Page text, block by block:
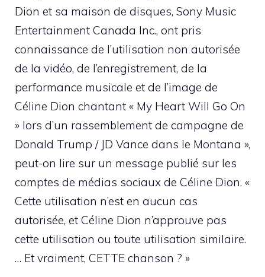
Dion et sa maison de disques, Sony Music
Entertainment Canada Inc., ont pris
connaissance de l’utilisation non autorisée
de la vidéo, de l’enregistrement, de la
performance musicale et de l’image de
Céline Dion chantant « My Heart Will Go On
» lors d’un rassemblement de campagne de
Donald Trump / JD Vance dans le Montana »,
peut-on lire sur un message publié sur les
comptes de médias sociaux de Céline Dion. «
Cette utilisation n’est en aucun cas
autorisée, et Céline Dion n’approuve pas
cette utilisation ou toute utilisation similaire.
… Et vraiment, CETTE chanson ? »